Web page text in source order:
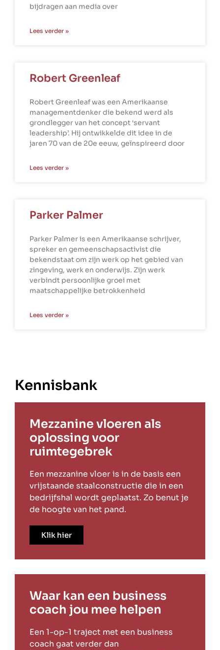
bijdragen aan media over
Lees verder »
Robert Greenleaf
Robert Greenleaf was een Amerikaanse
managementdenker die bekend werd als
grondlegger van het concept ‘servant
leadership’. Hij ontwikkelde dit idee in de
jaren 70 van de 20e eeuw, geïnspireerd door
Lees verder »
Parker Palmer
Parker Palmer is een Amerikaanse schrijver,
spreker en gemeenschapsactivist die
bekendstaat om zijn werk op het gebied van
zingeving, werk en onderwijs. Zijn werk
verbindt persoonlijke groei met
maatschappelijke betrokkenheid
Lees verder »
Kennisbank
Mezzanine vloeren als
oplossing voor
ruimtegebrek
Een mezzanine vloer is in de basis een
vrijstaande staalconstructie die in een
bedrijfshal wordt geplaatst. Zo benut je
de hoogte van het pand.
Klik hier
Waar kan een business
coach jou mee helpen
Een 1-op-1 traject met een business
coach gaat verder dan